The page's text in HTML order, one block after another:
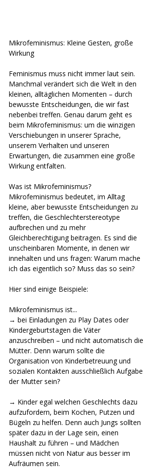
Mikrofeminismus: Kleine Gesten, große
Wirkung
Feminismus muss nicht immer laut sein.
Manchmal verändert sich die Welt in den
kleinen, alltäglichen Momenten – durch
bewusste Entscheidungen, die wir fast
nebenbei treffen. Genau darum geht es
beim Mikrofeminismus: um die winzigen
Verschiebungen in unserer Sprache,
unserem Verhalten und unseren
Erwartungen, die zusammen eine große
Wirkung entfalten.
Was ist Mikrofeminismus?
Mikrofeminismus bedeutet, im Alltag
kleine, aber bewusste Entscheidungen zu
treffen, die Geschlechterstereotype
aufbrechen und zu mehr
Gleichberechtigung beitragen. Es sind die
unscheinbaren Momente, in denen wir
innehalten und uns fragen: Warum mache
ich das eigentlich so? Muss das so sein?
Hier sind einige Beispiele:
Mikrofeminismus ist...
→ bei Einladungen zu Play Dates oder
Kindergeburtstagen die Väter
anzuschreiben – und nicht automatisch die
Mütter. Denn warum sollte die
Organisation von Kinderbetreuung und
sozialen Kontakten ausschließlich Aufgabe
der Mutter sein?
→ Kinder egal welchen Geschlechts dazu
aufzufordern, beim Kochen, Putzen und
Bügeln zu helfen. Denn auch Jungs sollten
später dazu in der Lage sein, einen
Haushalt zu führen – und Mädchen
müssen nicht von Natur aus besser im
Aufräumen sein.